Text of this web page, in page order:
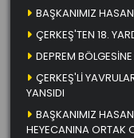
BAŞKANIMIZ
ÇERKEŞ'TEN 18.
DEPREM
ÇERKEŞ'Lİ
YANSIDI
BAŞKANIMIZ
HEYECANINA ORTAK